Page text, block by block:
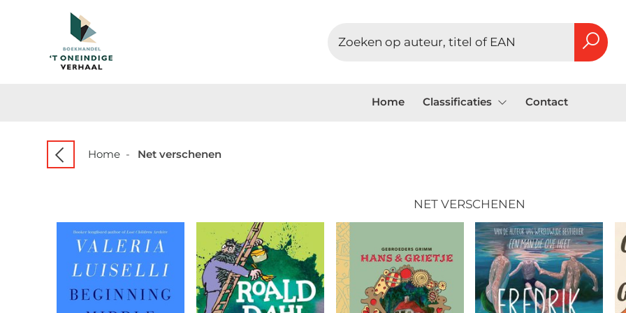
Home Classificaties Contact
Home - Net verschenen
NET VERSCHENEN